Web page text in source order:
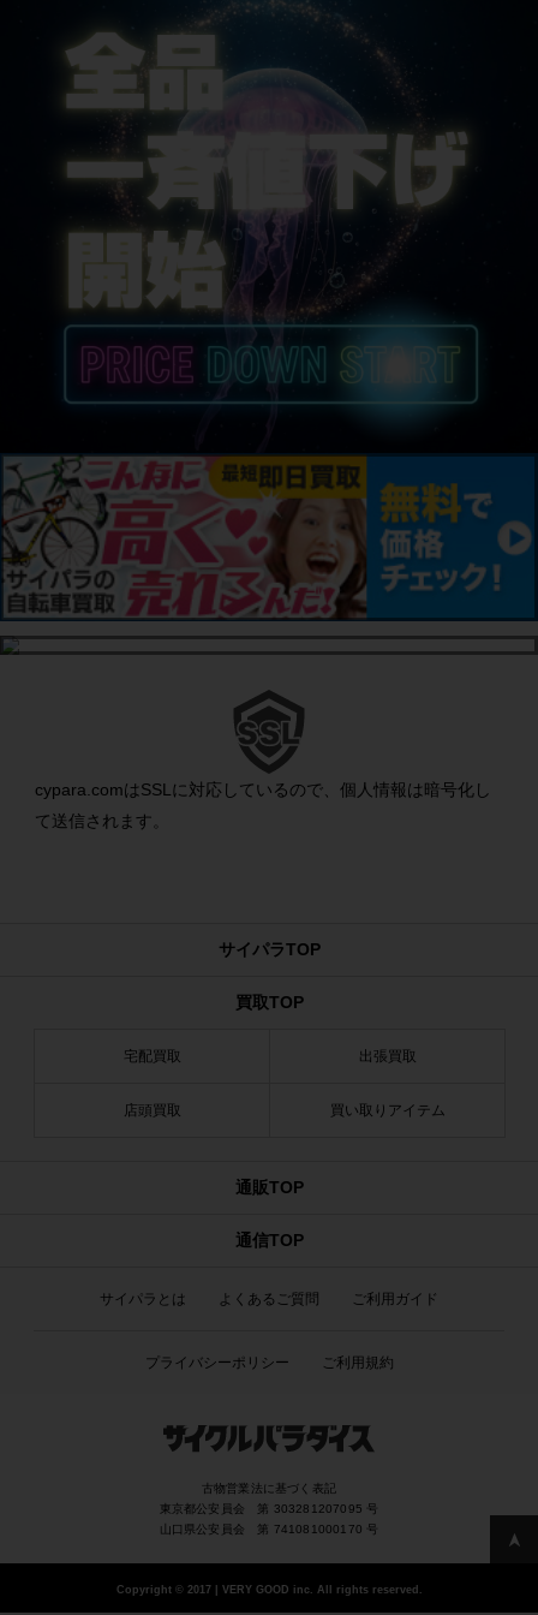
cypara.comはSSLに対応しているので、個人情報は暗号化し
て送信されます。
サイパラTOP
買取TOP
宅配買取 出張買取
店頭買取 買い取りアイテム
通販TOP
通信TOP
サイパラとは よくあるご質問 ご利用ガイド
プライバシーポリシー ご利用規約
古物営業法に基づく表記
東京都公安員会 第 303281207095 号
山口県公安員会 第 741081000170 号
Copyright ©2017 | VERY GOOD inc. All rights reserved.